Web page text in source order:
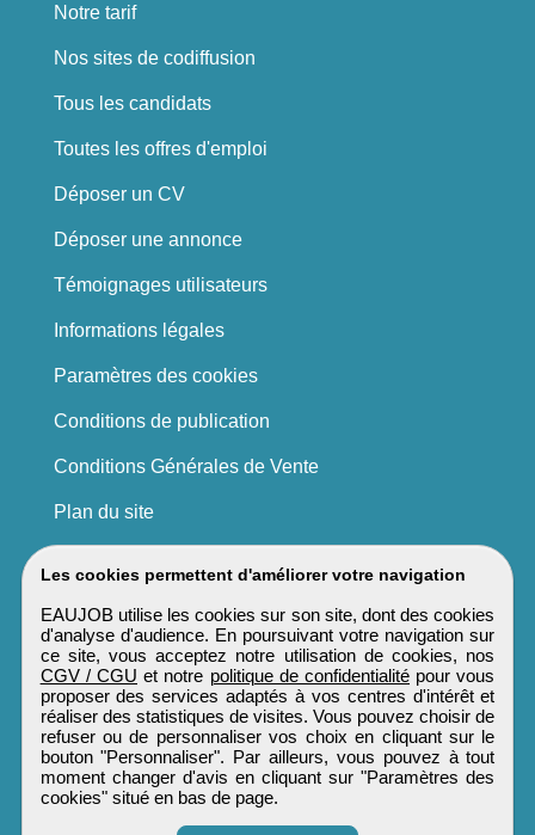
Les cookies permettent d'améliorer votre navigation
EAUJOB utilise les cookies sur son site, dont des cookies
d'analyse d'audience. En poursuivant votre navigation sur
ce site, vous acceptez notre utilisation de cookies, nos
CGV / CGU et notre politique de confidentialité pour vous
proposer des services adaptés à vos centres d'intérêt et
réaliser des statistiques de visites. Vous pouvez choisir de
refuser ou de personnaliser vos choix en cliquant sur le
bouton "Personnaliser". Par ailleurs, vous pouvez à tout
moment changer d'avis en cliquant sur "Paramètres des
cookies" situé en bas de page.
Notre tarif
Nos sites de codiffusion
Tous les candidats
Toutes les offres d'emploi
Déposer un CV
Déposer une annonce
Témoignages utilisateurs
Informations légales
Paramètres des cookies
Conditions de publication
Conditions Générales de Vente
Plan du site